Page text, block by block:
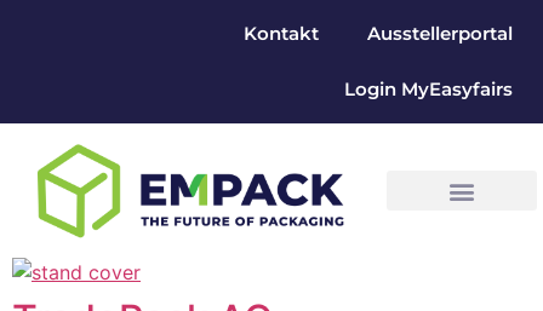
Kontakt Ausstellerportal
Login MyEasyfairs